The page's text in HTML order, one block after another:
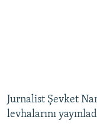
Jurnalist Şevket
levhalarını